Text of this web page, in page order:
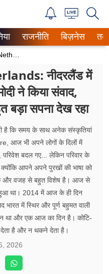
राजनीति बिज़नेस
नीदरलैंड में
ने किया संवाद,
बड़ा सपना देख रहा
है कि समय के साथ अनेक संस्कृतियां
आज भी अपने लोगों के दिलों में
बदल गए... लेकिन परिवार के
आपने अपने पुरखों की भाषा को
और वजह से बहुत विशेष है। आज से
था। 2014 में आज के ही दिन
में स्थिर और पूर्ण बहुमत वाली
था और एक आज का दिन है। कोटि-
देता है और न थकने देता है।
2026